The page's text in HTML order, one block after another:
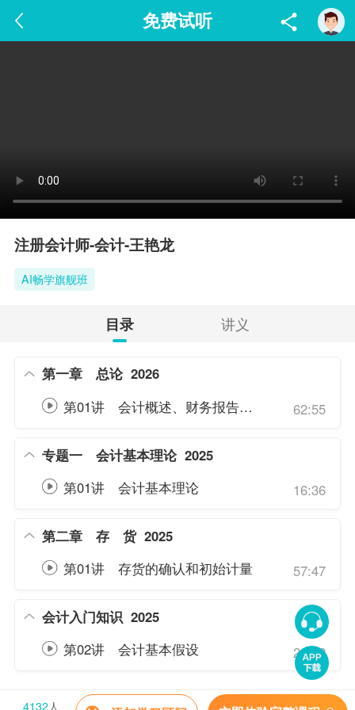
免费试听
注册会计师-会计-王艳龙
AI畅学旗舰班
目录 讲义
第一章 总论 2026
62:55
第01讲 会计概述、财务报告的目标、会计基本假设和会计基础
专题一 会计基本理论 2025
16:36
第01讲 会计基本理论
第二章 存 货 2025
57:47
第01讲 存货的确认和初始计量
会计入门知识 2025
26:12
第02讲 会计基本假设
4132人